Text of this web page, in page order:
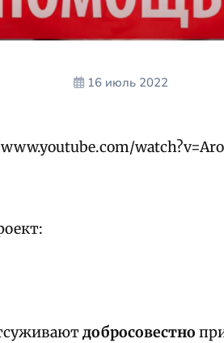
16 июль 2022
добросовестно